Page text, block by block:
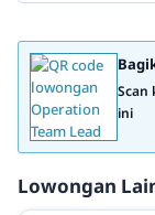
Scan
ini
Lowongan